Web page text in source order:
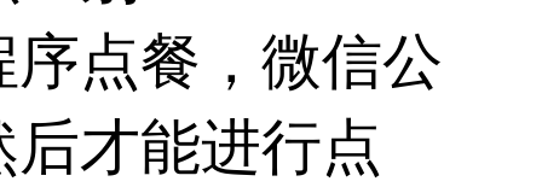
点餐，微信公
才能进行点